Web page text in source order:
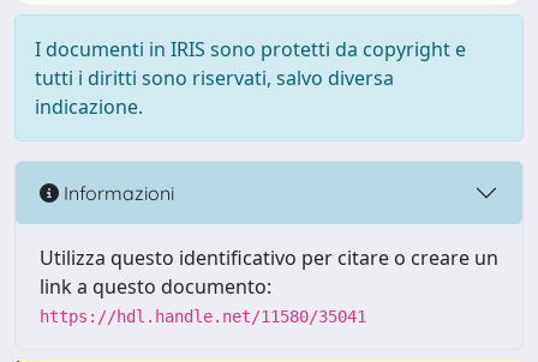
I documenti in IRIS sono protetti da copyright e
tutti i diritti sono riservati, salvo diversa
indicazione.
Informazioni
Utilizza questo identificativo per citare o creare un
link a questo documento:
https://hdl.handle.net/11580/35041